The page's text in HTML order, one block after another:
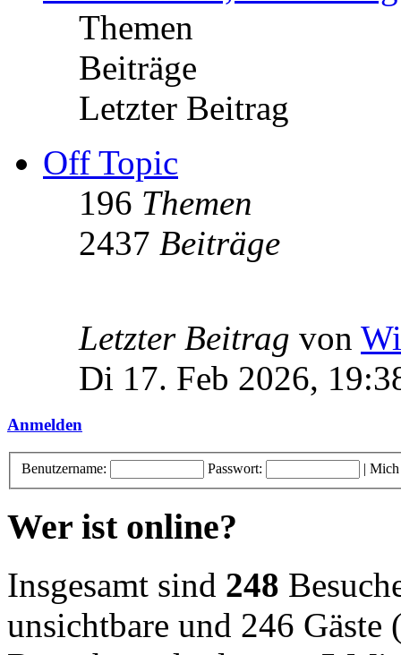
Themen
Beiträge
Letzter Beitrag
Off Topic
196 Themen
2437 Beiträge
Letzter Beitrag von
Di 17. Feb 2026,
Anmelden
Benutzername: Passwort: | Mich
Wer ist online?
Insgesamt sind 248
unsichtbare und 246 Gäste